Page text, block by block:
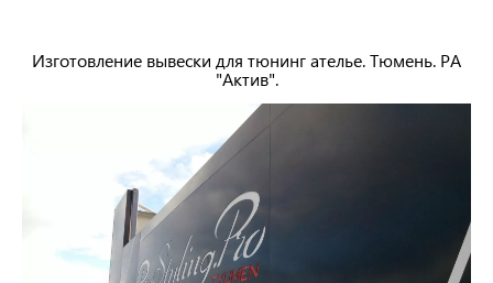
Изготовление вывески для тюнинг ателье. Тюмень. РА
"Актив".